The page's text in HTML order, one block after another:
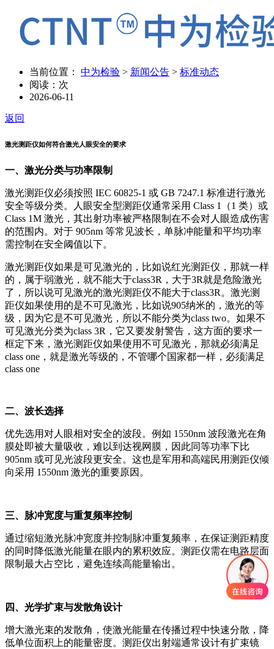
当前位置： 中为检验 > 新闻公告 > 标准动态
阅读： 次
2026-06-11
返回
激光测距仪如何符合激光人眼安全的要求
一、激光分类与功率限制
激光测距仪必须按照 IEC 60825-1 或 GB 7247.1 标准进行激光
安全等级分类。人眼安全型测距仪通常采用 Class 1（1 类）或
Class 1M 激光，其出射功率被严格限制在不会对人眼造成伤害
的范围内。对于 905nm 等常见波长，单脉冲能量和平均功率
需控制在安全阈值以下。
激光测距仪如果是可见激光的，比如说红光测距仪，那就一样
的，属于弱激光，就不能大于class3R，大于3R就是危险激光
了，所以说可见激光的激光测距仪不能大于class3R。激光测
距仪如果使用的是不可见激光，比如说905纳米的，激光的等
级，因为它是不可见激光，所以不能分类为class two。如果不
可见激光分类为class 3R，它又要发射警告，这方面的要求一
框定下来，激光测距仪如果使用不可见激光，那就必须满足
class one，就是激光等级的，不管哪个国家都一样，必须满足
class one
二、波长选择
优先选用对人眼相对安全的波段。例如 1550nm 波段激光在角
膜处即被大量吸收，难以到达视网膜，因此同等功率下比
905nm 或可见光波段更安全。这也是军用和高端民用测距仪倾
向采用 1550nm 激光的重要原因。
三、脉冲宽度与重复频率控制
通过缩短激光脉冲宽度并控制脉冲重复频率，在保证测距精度
的同时降低激光能量在眼内的累积效应。测距仪需在电路层面
限制最大占空比，避免连续高能量输出。
四、光学扩束与发散角设计
增大激光束的发散角，使激光能量在传播过程中快速分散，降
低单位面积上的能量密度。测距仪出射端通常设计有扩束镜